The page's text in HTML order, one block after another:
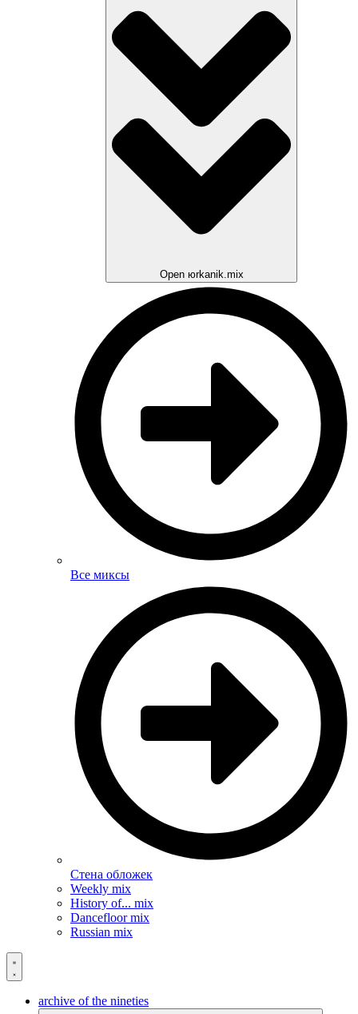
Open юrkanik.mix
Все миксы
Стена обложек
Weekly mix
History of... mix
Dancefloor mix
Russian mix
archive of the nineties